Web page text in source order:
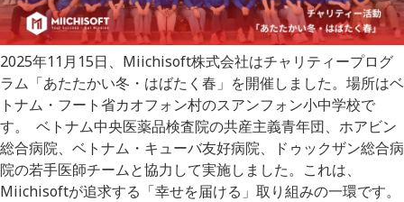
2025年11月15日、Miichisoft株式会社はチャリティープログ
ラム「あたたかい冬・はばたく春」を開催しました。場所はベ
トナム・フート省カオフォン村のスアンフォン小中学校で
す。 ベトナム中央医薬品検査院の共産主義青年団、ホアビン
総合病院、ベトナム・キューバ友好病院、ドゥックザン総合病
院の若手医師チームと協力して実施しました。これは、
Miichisoftが追求する「幸せを届ける」取り組みの一環です。